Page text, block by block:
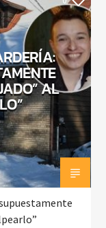
AL